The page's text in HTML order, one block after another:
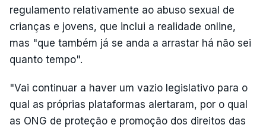
regulamento relativamente ao abuso sexual de
crianças e jovens, que inclui a realidade online,
mas "que também já se anda a arrastar há não sei
quanto tempo".
"Vai continuar a haver um vazio legislativo para o
qual as próprias plataformas alertaram, por o qual
as ONG de proteção e promoção dos direitos das